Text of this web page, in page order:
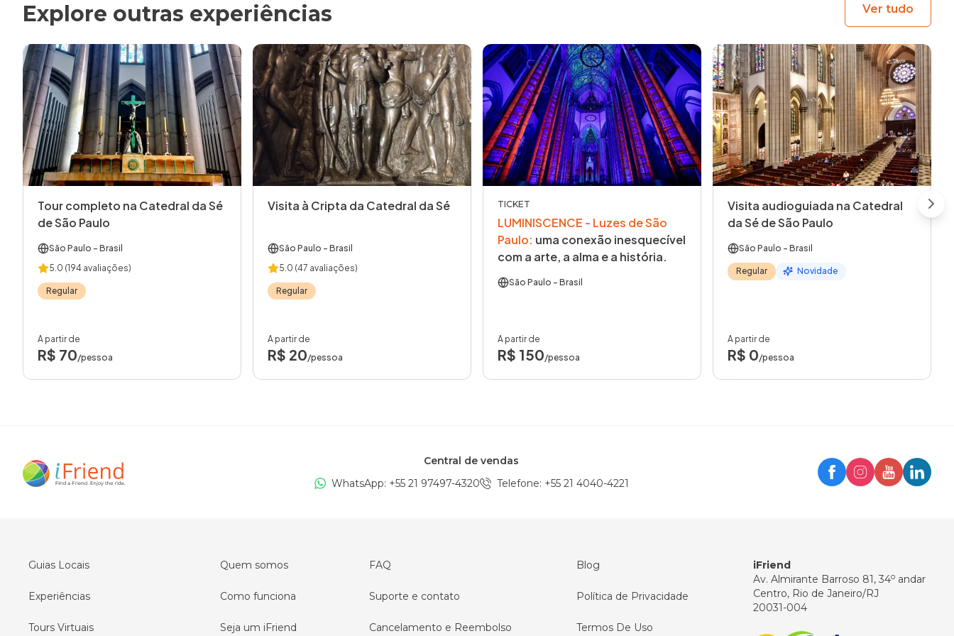
Explore outras experiências Ver tudo
Tour completo na Catedral da Sé
de São Paulo
São Paulo - Brasil
5.0 (194 avaliações)
Regular
A partir de
R$ 70/pessoa
Visita à Cripta da Catedral da Sé
São Paulo - Brasil
5.0 (47 avaliações)
Regular
A partir de
R$ 20/pessoa
TICKET
LUMINISCENCE - Luzes de São
Paulo: uma conexão inesquecível
com a arte, a alma e a história.
São Paulo - Brasil
A partir de
R$ 150/pessoa
Visita audioguiada na Catedral
da Sé de São Paulo
São Paulo - Brasil
Regular Novidade
A partir de
R$ 0/pessoa
Central de vendas
WhatsApp: +55 21 97497-4320 Telefone: +55 21 4040-4221
Guias Locais
Experiências
Tours Virtuais
Quem somos
Como funciona
Seja um iFriend
FAQ
Suporte e contato
Cancelamento e Reembolso
Blog
Política de Privacidade
Termos De Uso
iFriend
Av. Almirante Barroso 81, 34o andar
Centro, Rio de Janeiro/RJ
20031-004